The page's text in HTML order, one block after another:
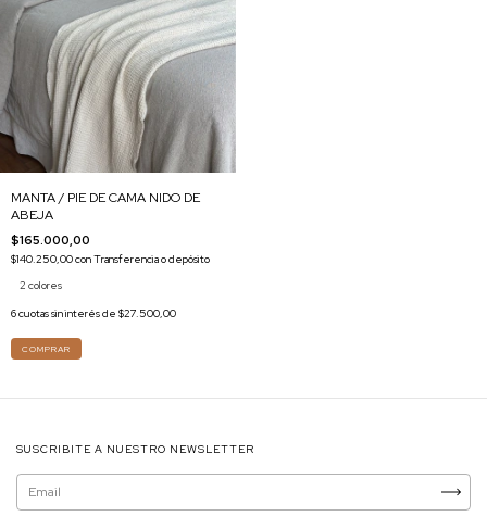
MANTA / PIE DE CAMA NIDO DE
ABEJA
$165.000,00
$140.250,00conTransferencia o depósito
2 colores
6cuotas sin interés de $27.500,00
COMPRAR
SUSCRIBITE A NUESTRO NEWSLETTER